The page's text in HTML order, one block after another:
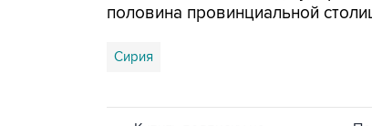
половина провинциальной
Сирия